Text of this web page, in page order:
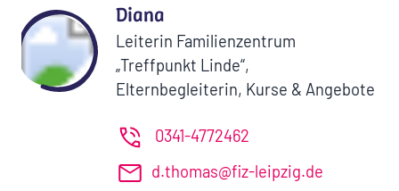
Diana
Leiterin Familienzentrum
„Treffpunkt Linde“,
Elternbegleiterin, Kurse & Angebote
0341-4772462
d.thomas@fiz-leipzig.de